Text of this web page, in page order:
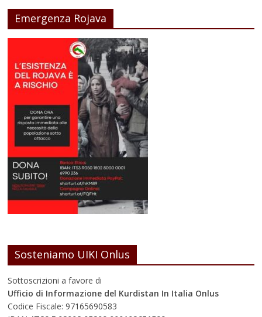
Emergenza Rojava
Sosteniamo UIKI Onlus
Sottoscrizioni a favore di
Ufficio di Informazione del Kurdistan In Italia Onlus
Codice Fiscale: 97165690583